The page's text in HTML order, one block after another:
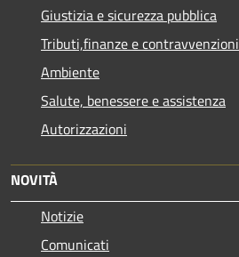
Giustizia e sicurezza pubblica
Tributi,finanze e contravvenzioni
Ambiente
Salute, benessere e assistenza
Autorizzazioni
NOVITÀ
Notizie
Comunicati